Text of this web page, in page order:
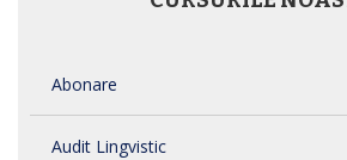
Abonare
Audit Lingvistic